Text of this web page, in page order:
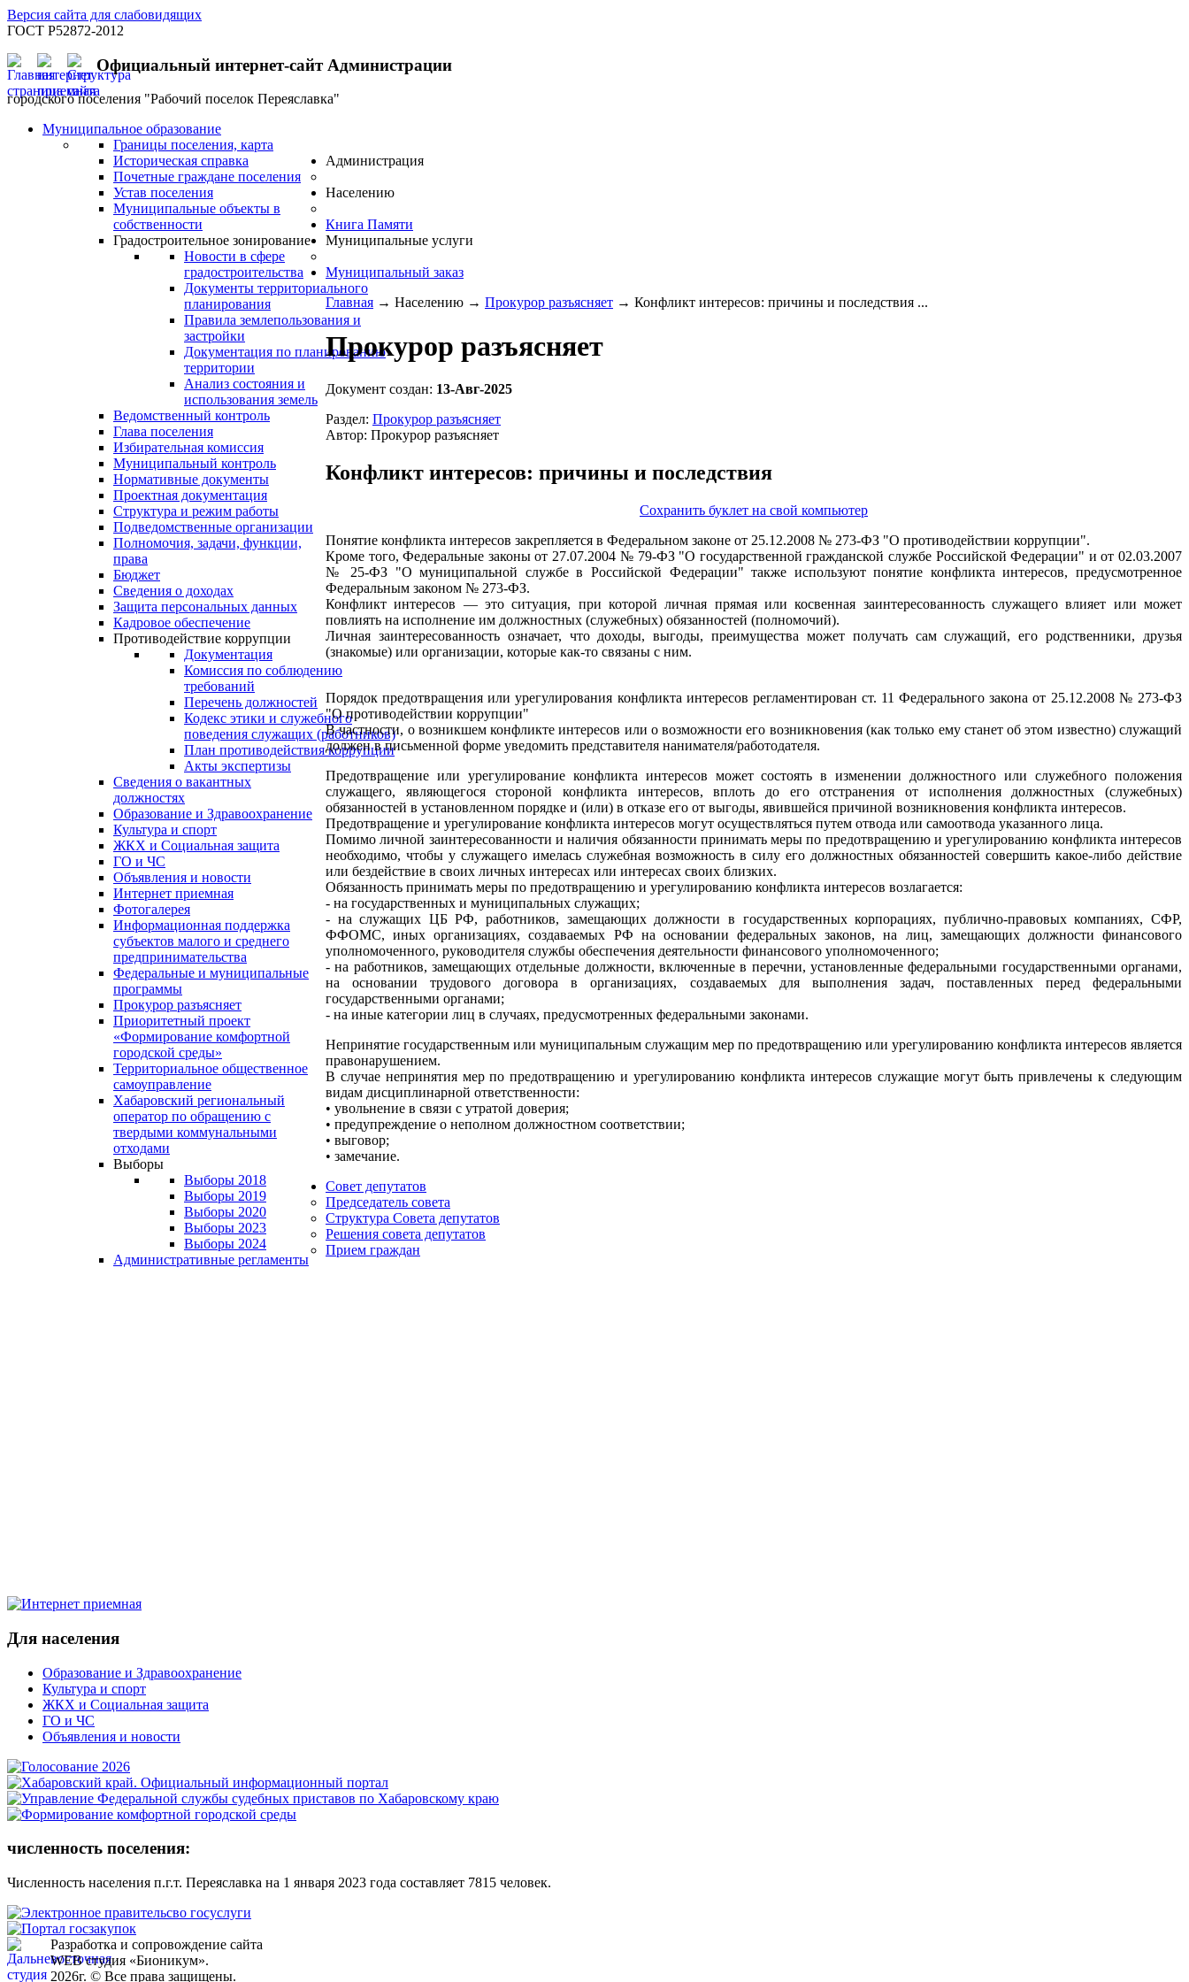
Версия сайта для слабовидящих
ГОСТ Р52872-2012
Официальный интернет-сайт Администрации
городского поселения "Рабочий поселок Переяславка"
Муниципальное образование
Границы поселения, карта
Историческая справка
Почетные граждане поселения
Устав поселения
Муниципальные объекты в
собственности
Градостроительное зонирование
Новости в сфере
градостроительства
Документы территориального
планирования
Правила землепользования и
застройки
Документация по планированию
территории
Анализ состояния и
использования земель
Ведомственный контроль
Глава поселения
Избирательная комиссия
Муниципальный контроль
Администрация
Нормативные документы
Проектная документация
Структура и режим работы
Подведомственные организации
Полномочия, задачи, функции,
права
Бюджет
Сведения о доходах
Защита персональных данных
Кадровое обеспечение
Противодействие коррупции
Документация
Комиссия по соблюдению
требований
Перечень должностей
Кодекс этики и служебного
поведения служащих (работников)
План противодействия коррупции
Акты экспертизы
Сведения о вакантных
должностях
Населению
Образование и Здравоохранение
Культура и спорт
ЖКХ и Социальная защита
ГО и ЧС
Объявления и новости
Интернет приемная
Фотогалерея
Информационная поддержка
субъектов малого и среднего
предпринимательства
Федеральные и муниципальные
программы
Прокурор разъясняет
Приоритетный проект
«Формирование комфортной
городской среды»
Территориальное общественное
самоуправление
Хабаровский региональный
оператор по обращению с
твердыми коммунальными
отходами
Выборы
Выборы 2018
Выборы 2019
Выборы 2020
Выборы 2023
Выборы 2024
Книга Памяти
Муниципальные услуги
Административные регламенты
Муниципальный заказ
Главная → Населению → Прокурор разъясняет → Конфликт интересов: причины и последствия ...
Прокурор разъясняет
Документ создан: 13-Авг-2025
Раздел: Прокурор разъясняет
Автор: Прокурор разъясняет
Конфликт интересов: причины и последствия
Сохранить буклет на свой компьютер
Понятие конфликта интересов закрепляется в Федеральном законе от 25.12.2008 № 273-ФЗ "О противодействии коррупции".
Кроме того, Федеральные законы от 27.07.2004 № 79-ФЗ "О государственной гражданской службе Российской Федерации" и от 02.03.2007
№ 25-ФЗ "О муниципальной службе в Российской Федерации" также используют понятие конфликта интересов, предусмотренное
Федеральным законом № 273-ФЗ.
Конфликт интересов — это ситуация, при которой личная прямая или косвенная заинтересованность служащего влияет или может
повлиять на исполнение им должностных (служебных) обязанностей (полномочий).
Личная заинтересованность означает, что доходы, выгоды, преимущества может получать сам служащий, его родственники, друзья
(знакомые) или организации, которые как-то связаны с ним.
Порядок предотвращения или урегулирования конфликта интересов регламентирован ст. 11 Федерального закона от 25.12.2008 № 273-ФЗ
"О противодействии коррупции"
В частности, о возникшем конфликте интересов или о возможности его возникновения (как только ему станет об этом известно) служащий
должен в письменной форме уведомить представителя нанимателя/работодателя.
Предотвращение или урегулирование конфликта интересов может состоять в изменении должностного или служебного положения
служащего, являющегося стороной конфликта интересов, вплоть до его отстранения от исполнения должностных (служебных)
обязанностей в установленном порядке и (или) в отказе его от выгоды, явившейся причиной возникновения конфликта интересов.
Предотвращение и урегулирование конфликта интересов могут осуществляться путем отвода или самоотвода указанного лица.
Помимо личной заинтересованности и наличия обязанности принимать меры по предотвращению и урегулированию конфликта интересов
необходимо, чтобы у служащего имелась служебная возможность в силу его должностных обязанностей совершить какое-либо действие
или бездействие в своих личных интересах или интересах своих близких.
Обязанность принимать меры по предотвращению и урегулированию конфликта интересов возлагается:
- на государственных и муниципальных служащих;
- на служащих ЦБ РФ, работников, замещающих должности в государственных корпорациях, публично-правовых компаниях, СФР,
ФФОМС, иных организациях, создаваемых РФ на основании федеральных законов, на лиц, замещающих должности финансового
уполномоченного, руководителя службы обеспечения деятельности финансового уполномоченного;
- на работников, замещающих отдельные должности, включенные в перечни, установленные федеральными государственными органами,
на основании трудового договора в организациях, создаваемых для выполнения задач, поставленных перед федеральными
государственными органами;
- на иные категории лиц в случаях, предусмотренных федеральными законами.
Непринятие государственным или муниципальным служащим мер по предотвращению или урегулированию конфликта интересов является
правонарушением.
В случае непринятия мер по предотвращению и урегулированию конфликта интересов служащие могут быть привлечены к следующим
видам дисциплинарной ответственности:
• увольнение в связи с утратой доверия;
• предупреждение о неполном должностном соответствии;
• выговор;
• замечание.
Совет депутатов
Председатель совета
Структура Совета депутатов
Решения совета депутатов
Прием граждан
Для населения
Образование и Здравоохранение
Культура и спорт
ЖКХ и Социальная защита
ГО и ЧС
Объявления и новости
численность поселения:
Численность населения п.г.т. Переяславка на 1 января 2023 года составляет 7815 человек.
Разработка и сопровождение сайта
WEB студия «Бионикум».
2026г. © Все права защищены.